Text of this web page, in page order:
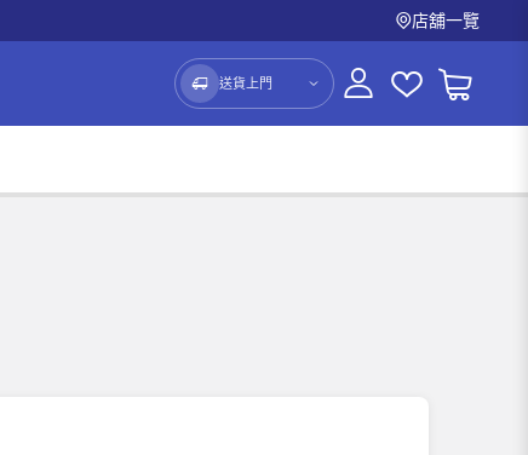
店舖一覽
送貨上門